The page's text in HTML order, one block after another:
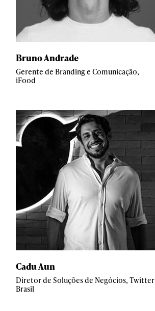
Bruno Andrade
Gerente de Branding e Comunicação,
iFood
Cadu Aun
Diretor de Soluções de Negócios, Twitter
Brasil